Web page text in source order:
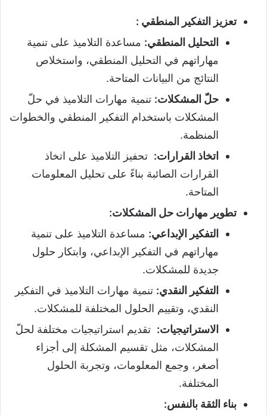
تعزيز التفكير المنطقي :
التحليل المنطقي: مساعدة التلاميذ على تنمية
مهاراتهم في التحليل المنطقي، واستخلاص
النتائج من البيانات المتاحة.
حلّ المشكلات: تنمية مهارات التلاميذ في حلّ
المشكلات باستخدام التفكير المنطقي والخطوات
المنظمة.
اتخاذ القرارات: تحفيز التلاميذ على اتخاذ
القرارات الصائبة بناءً على تحليل المعلومات
المتاحة.
تطوير مهارات حل المشكلات:
التفكير الإبداعي: مساعدة التلاميذ على تنمية
مهاراتهم في التفكير الإبداعي، وابتكار حلول
جديدة للمشكلات.
التفكير النقدي: تنمية مهارات التلاميذ في التفكير
النقدي، وتقييم الحلول المختلفة للمشكلات.
الاستراتيجيات: تقديم استراتيجيات مختلفة لحلّ
المشكلات، مثل تقسيم المشكلة إلى أجزاء
أصغر، وجمع المعلومات، وتجربة الحلول
المختلفة.
بناء الثقة بالنفس: